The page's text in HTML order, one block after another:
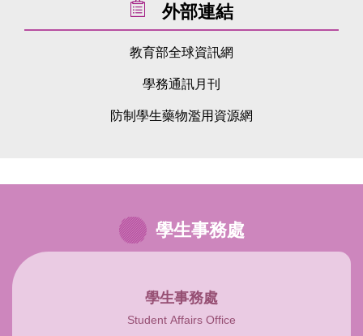
外部連結
教育部全球資訊網
學務通訊月刊
防制學生藥物濫用資源網
學生事務處
學生事務處
Student Affairs Office